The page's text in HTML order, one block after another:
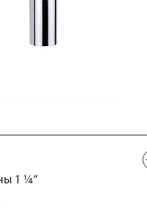
1 ¼“